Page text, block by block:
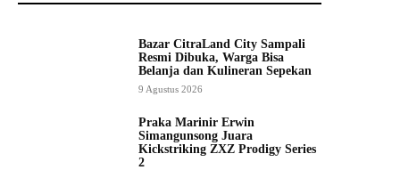
Bazar CitraLand City Sampali
Resmi Dibuka, Warga Bisa
Belanja dan Kulineran Sepekan
9 Agustus 2026
Praka Marinir Erwin
Simangunsong Juara
Kickstriking ZXZ Prodigy Series
2